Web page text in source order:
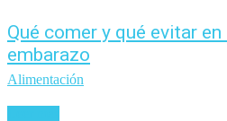
Qué comer y qué evitar
embarazo
Alimentación